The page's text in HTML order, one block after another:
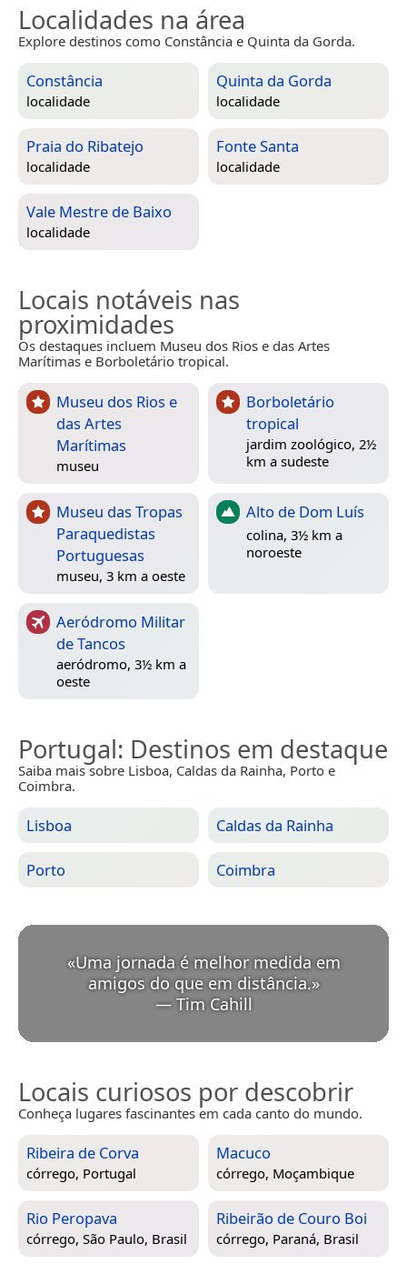
Localidades na área
Explore destinos como Constância e Quinta da Gorda.
Constância
localidade
Quinta da Gorda
localidade
Praia do Ribatejo
localidade
Fonte Santa
localidade
Vale Mestre de Baixo
localidade
Locais notáveis nas
proximidades
Os destaques incluem Museu dos Rios e das Artes
Marítimas e Borboletário tropical.
Museu dos Rios e
das Artes
Marítimas
museu
Borboletário
tropical
jardim zoológico, 2½
km a sudeste
Museu das Tropas
Paraquedistas
Portuguesas
museu, 3 km a oeste
Alto de Dom Luís
colina, 3½ km a
noroeste
Aeródromo Militar
de Tancos
aeródromo, 3½ km a
oeste
Portugal: Destinos em destaque
Saiba mais sobre Lisboa, Caldas da Rainha, Porto e
Coimbra.
Lisboa Caldas da Rainha
Porto Coimbra
«Uma jornada é melhor medida em
amigos do que em distância. »
— Tim Cahill
Locais curiosos por descobrir
Conheça lugares fascinantes em cada canto do mundo.
Ribeira de Corva
córrego, Portugal
Macuco
córrego, Moçambique
Rio Peropava
córrego, São Paulo, Brasil
Ribeirão de Couro Boi
córrego, Paraná, Brasil